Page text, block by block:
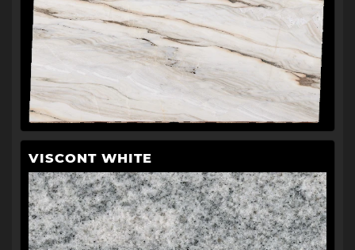
VISCONT WHITE